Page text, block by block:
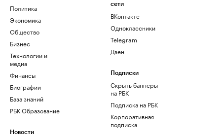
Политика
Экономика
Общество
Бизнес
Технологии и
медиа
Финансы
Биографии
База знаний
РБК Образование
Новости
сети
ВКонтакте
Одноклассники
Telegram
Дзен
Подписки
Скрыть баннеры
на РБК
Подписка на РБК
Корпоративная
подписка